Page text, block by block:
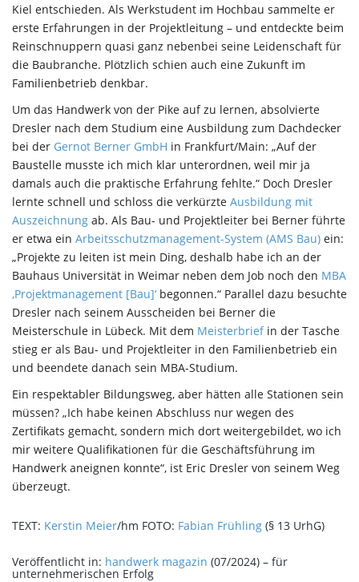
Kiel entschieden. Als Werkstudent im Hochbau sammelte er
erste Erfahrungen in der Projektleitung – und entdeckte beim
Reinschnuppern quasi ganz nebenbei seine Leidenschaft für
die Baubranche. Plötzlich schien auch eine Zukunft im
Familienbetrieb denkbar.
Um das Handwerk von der Pike auf zu lernen, absolvierte
Dresler nach dem Studium eine Ausbildung zum Dachdecker
bei der Gernot Berner GmbH in Frankfurt/Main: „Auf der
Baustelle musste ich mich klar unterordnen, weil mir ja
damals auch die praktische Erfahrung fehlte.“ Doch Dresler
lernte schnell und schloss die verkürzte Ausbildung mit
Auszeichnung ab. Als Bau- und Projektleiter bei Berner führte
er etwa ein Arbeitsschutzmanagement-System (AMS Bau) ein:
„Projekte zu leiten ist mein Ding, deshalb habe ich an der
Bauhaus Universität in Weimar neben dem Job noch den MBA
‚Projektmanagement [Bau]‘ begonnen.“ Parallel dazu besuchte
Dresler nach seinem Ausscheiden bei Berner die
Meisterschule in Lübeck. Mit dem Meisterbriefin der Tasche
stieg er als Bau- und Projektleiter in den Familienbetrieb ein
und beendete danach sein MBA-Studium.
Ein respektabler Bildungsweg, aber hätten alle Stationen sein
müssen? „Ich habe keinen Abschluss nur wegen des
Zertifikats gemacht, sondern mich dort weitergebildet, wo ich
mir weitere Qualifikationen für die Geschäftsführung im
Handwerk aneignen konnte“, ist Eric Dresler von seinem Weg
überzeugt.
TEXT: Kerstin Meier/hm FOTO: Fabian Frühling (§ 13 UrhG)
Veröffentlicht in: handwerk magazin (07/2024) – für
unternehmerischen Erfolg